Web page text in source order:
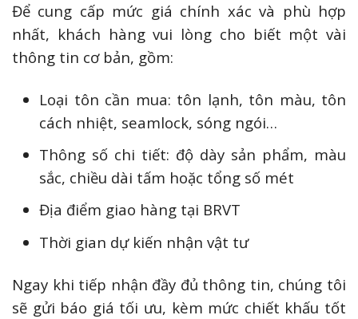
Để cung cấp mức giá chính xác và phù hợp
nhất, khách hàng vui lòng cho biết một vài
thông tin cơ bản, gồm:
Loại tôn cần mua: tôn lạnh, tôn màu, tôn
cách nhiệt, seamlock, sóng ngói…
Thông số chi tiết: độ dày sản phẩm, màu
sắc, chiều dài tấm hoặc tổng số mét
Địa điểm giao hàng tại BRVT
Thời gian dự kiến nhận vật tư
Ngay khi tiếp nhận đầy đủ thông tin, chúng tôi
sẽ gửi báo giá tối ưu, kèm mức chiết khấu tốt